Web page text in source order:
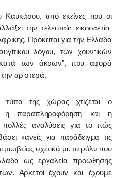
Καυκάσου, από εκείνες που οι
την τελευταία εικοσαετία,
Πρόκειται για την Ελλάδα
λόγου, των χουντικών
των άκρων”, που αφορά
αριστερά.
τύπο της χώρας χτίζεται ο
η παραπληροφόρηση και η
πολλές αναλύσεις για το πώς
κανείς για παράδειγμα τις
σχετικά με το ρόλο που
ως εργαλεία προώθησης
Αρκετοί έχουν και έχουμε